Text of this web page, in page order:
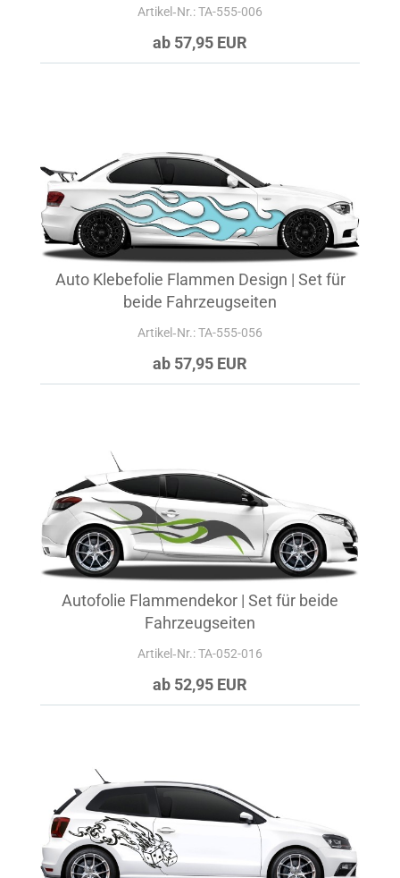
Artikel‑Nr.: TA-555-006
ab 57,95 EUR
Auto Klebefolie Flammen Design | Set für
beide Fahrzeugseiten
Artikel‑Nr.: TA-555-056
ab 57,95 EUR
Autofolie Flammendekor | Set für beide
Fahrzeugseiten
Artikel‑Nr.: TA-052-016
ab 52,95 EUR